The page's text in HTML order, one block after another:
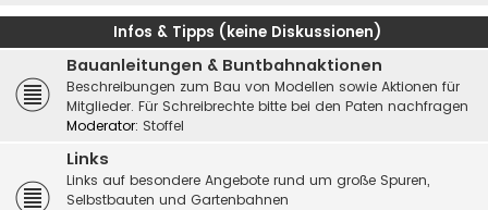
Infos & Tipps (keine Diskussionen)
Bauanleitungen & Buntbahnaktionen
Beschreibungen zum Bau von Modellen sowie Aktionen für
Mitglieder. Für Schreibrechte bitte bei den Paten nachfragen
Moderator: Stoffel
Links
Links auf besondere Angebote rund um große Spuren,
Selbstbauten und Gartenbahnen